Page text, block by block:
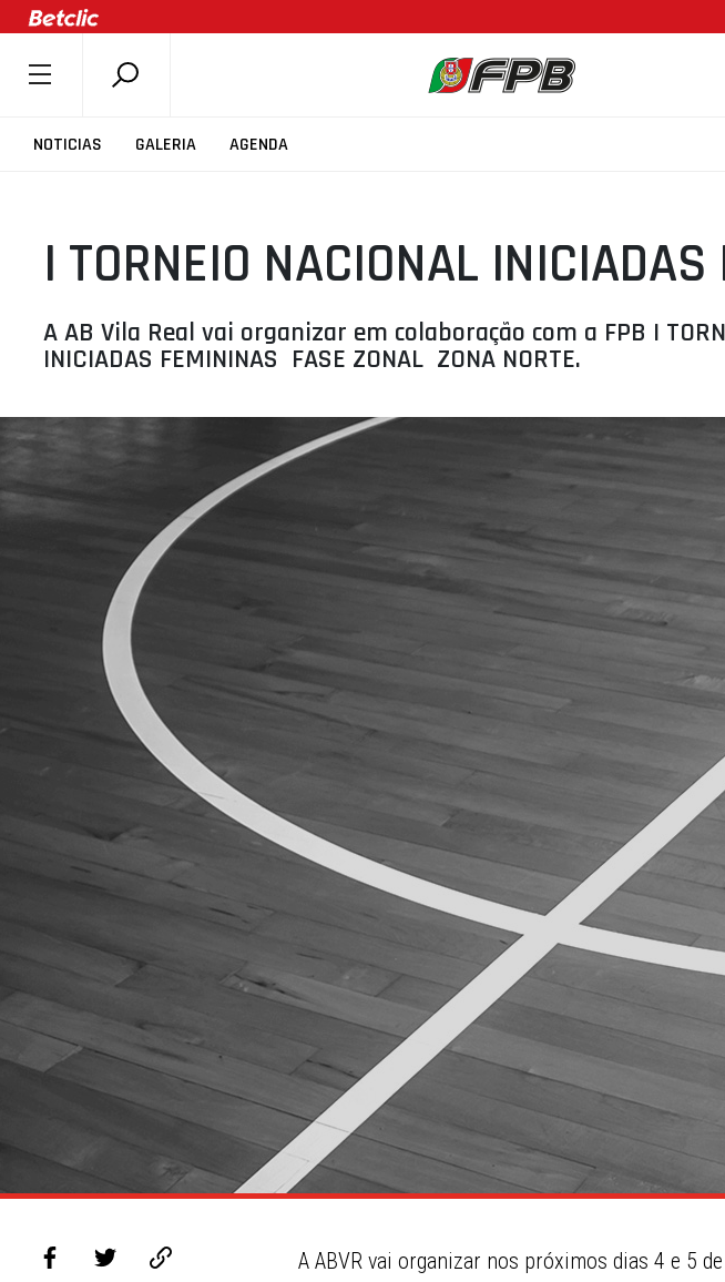
NOTICIAS GALERIA AGENDA
SOBRE A FPB
COMPETIÇÕES
ASSOCIAÇÕES
CLUBES
AGENTES
AGENDA
SELEÇÕES
MINIBASQUETE
ÁREA TÉCNICA
PROJETOS
I TORNEIO NACIONAL
A AB Vila Real vai organizar em colaboração com a FPB I
INICIADAS FEMININAS  FASE ZONAL  ZONA NORTE.
A ABVR vai organizar nos próximos dias 4 e 5